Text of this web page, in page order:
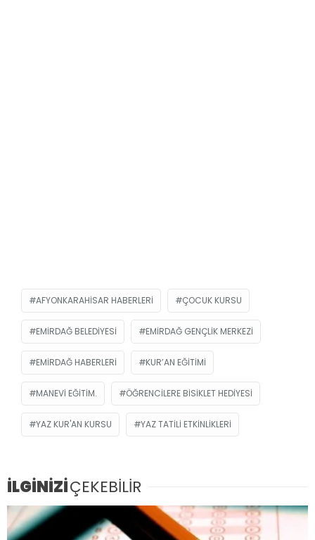
AFYONKARAHISAR HABERLERI ÇOCUK KURSU
EMIRDAĞ BELEDIYESI EMIRDAĞ GENÇLIK MERKEZI
EMIRDAĞ HABERLERI KUR’AN EĞITIMI
MANEVI EĞITIM. ÖĞRENCILERE BISIKLET HEDIYESI
YAZ KUR'AN KURSU YAZ TATILI ETKINLIKLERI
İLGİNİZİÇEKEBİLİR